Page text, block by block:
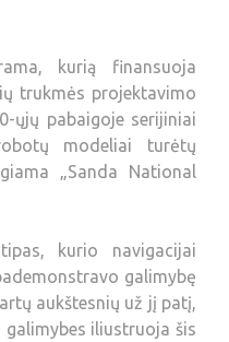
kurią finansuoja
trukmės projektavimo
ųjų pabaigoje serijiniai
modeliai turėtų
„Sanda National
kurio navigacijai
galimybę
aukštesnių už jį patį,
iliustruoja šis